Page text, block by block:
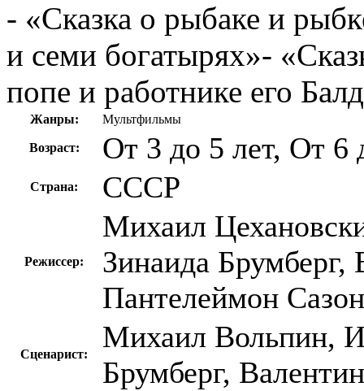
- «Сказка о рыбаке и
и семи богатырях»-
попе и работнике его
Жанры: Мультфильмы
Возраст: От 3 до 5 лет, От 6
Страна: СССР
Режиссер:
Михаил
Зинаида Брумберг,
Пантелеймон
Сценарист:
Михаил Вольпин,
Брумберг,